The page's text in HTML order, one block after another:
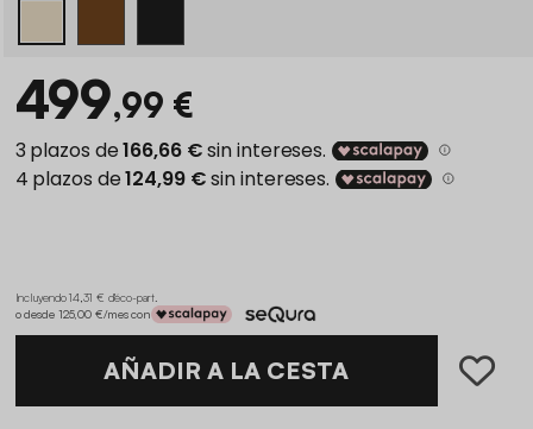
499,99 €
Incluyendo 14,31 € d'éco-part.
o desde 125,00 €/mes con
AÑADIR A LA CESTA